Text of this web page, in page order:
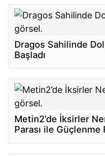
Dragos Sahilinde
Başladı
Metin2’de İksirler
Parası ile Güçlenme